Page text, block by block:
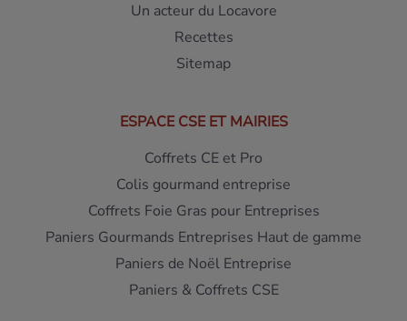
Un acteur du Locavore
Recettes
Sitemap
ESPACE CSE ET MAIRIES
Coffrets CE et Pro
Colis gourmand entreprise
Coffrets Foie Gras pour Entreprises
Paniers Gourmands Entreprises Haut de gamme
Paniers de Noël Entreprise
Paniers & Coffrets CSE